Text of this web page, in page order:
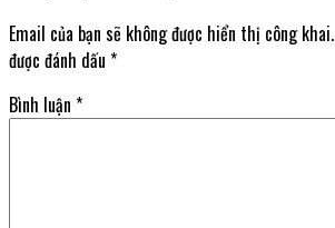
Email của bạn sẽ không được hiển thị công khai.
được đánh dấu *
Bình luận *